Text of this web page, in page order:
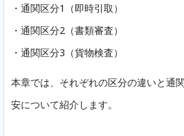
・通関区分1（即時引取）
・通関区分2（書類審査）
・通関区分3（貨物検査）
本章では、それぞれの区分の違いと通
安について紹介します。